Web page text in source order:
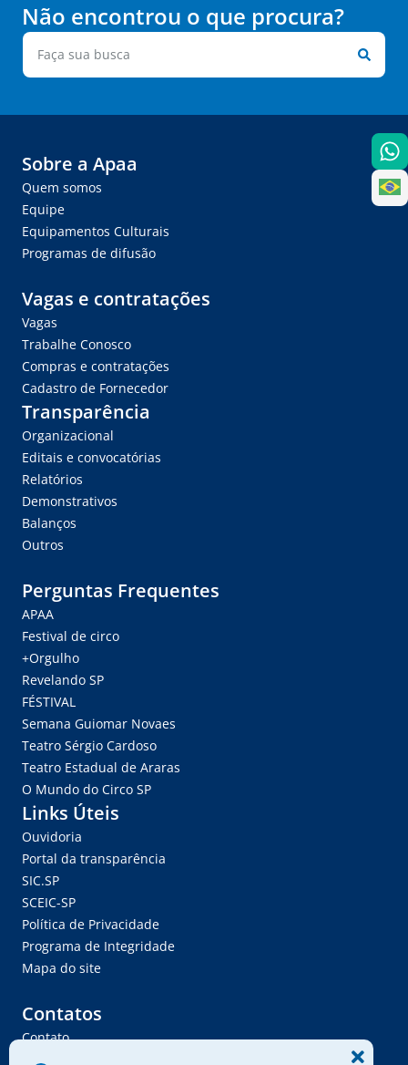
Não encontrou o que procura?
Sobre a Apaa
Quem somos
Equipe
Equipamentos Culturais
Programas de difusão
Vagas e contratações
Vagas
Trabalhe Conosco
Compras e contratações
Cadastro de Fornecedor
Transparência
Organizacional
Editais e convocatórias
Relatórios
Demonstrativos
Balanços
Outros
Perguntas Frequentes
APAA
Festival de circo
+Orgulho
Revelando SP
FÉSTIVAL
Semana Guiomar Novaes
Teatro Sérgio Cardoso
Teatro Estadual de Araras
O Mundo do Circo SP
Links Úteis
Ouvidoria
Portal da transparência
SIC.SP
SCEIC-SP
Política de Privacidade
Programa de Integridade
Mapa do site
Contatos
Contato
Trabalhe Conosco